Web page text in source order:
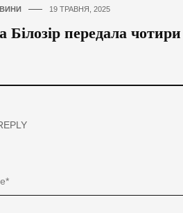
19 ТРАВНЯ, 2025
Білозір передала